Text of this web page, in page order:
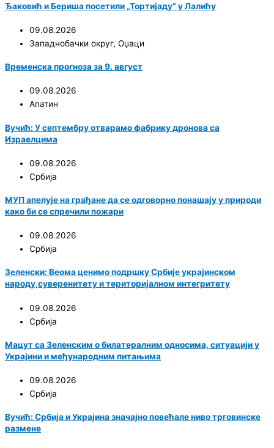
Ђаковић и Бериша посетили „Тортијаду“ у Лалићу
09.08.2026
Западнобачки округ, Оџаци
Временска прогноза за 9. август
09.08.2026
Апатин
Вучић: У септембру отварамо фабрику дронова са
Израелцима
09.08.2026
Србија
МУП апелује на грађане да се одговорно понашају у природи
како би се спречили пожари
09.08.2026
Србија
Зеленски: Веома ценимо подршку Србије украјинском
народу,суверенитету и територијалном интегритету
09.08.2026
Србија
Мацут са Зеленским о билатералним односима, ситуацији у
Украјини и међународним питањима
09.08.2026
Србија
Вучић: Србија и Украјина значајно повећале ниво трговинске
размене